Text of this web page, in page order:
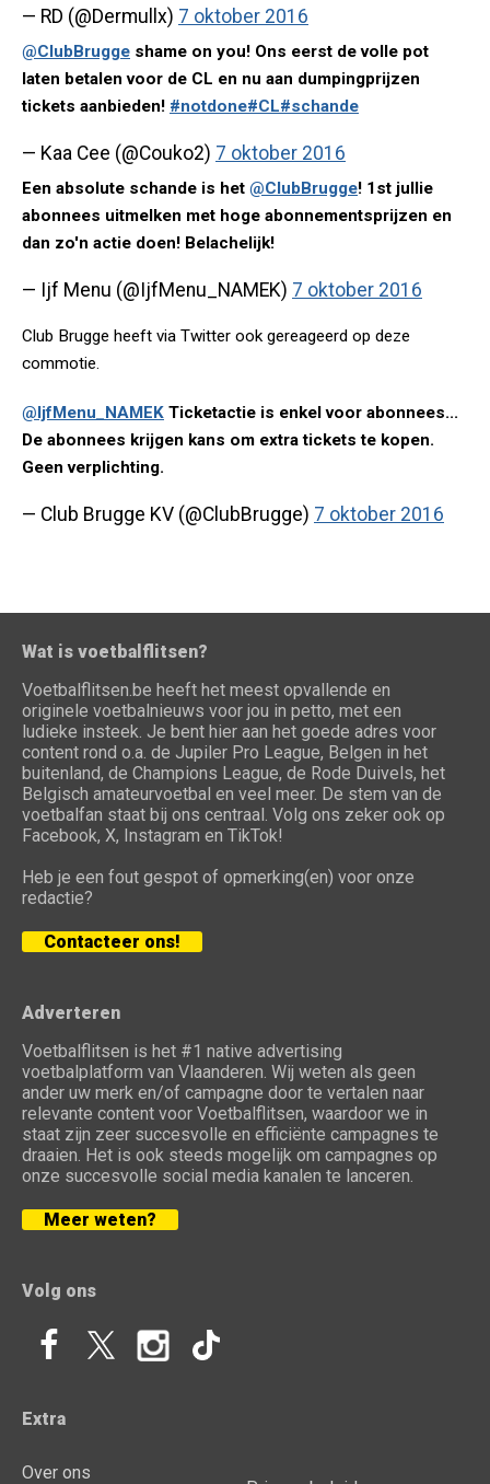
— RD (@Dermullx) 7 oktober 2016
@ClubBrugge shame on you! Ons eerst de volle pot
laten betalen voor de CL en nu aan dumpingprijzen
tickets aanbieden! #notdone#CL#schande
— Kaa Cee (@Couko2) 7 oktober 2016
Een absolute schande is het @ClubBrugge! 1st jullie
abonnees uitmelken met hoge abonnementsprijzen en
dan zo'n actie doen! Belachelijk!
— Ijf Menu (@IjfMenu_NAMEK) 7 oktober 2016
Club Brugge heeft via Twitter ook gereageerd op deze
commotie.
@IjfMenu_NAMEK Ticketactie is enkel voor abonnees...
De abonnees krijgen kans om extra tickets te kopen.
Geen verplichting.
— Club Brugge KV (@ClubBrugge) 7 oktober 2016
Wat is voetbalflitsen?
Voetbalflitsen.be heeft het meest opvallende en
originele voetbalnieuws voor jou in petto, met een
ludieke insteek. Je bent hier aan het goede adres voor
content rond o.a. de Jupiler Pro League, Belgen in het
buitenland, de Champions League, de Rode Duivels, het
Belgisch amateurvoetbal en veel meer. De stem van de
voetbalfan staat bij ons centraal. Volg ons zeker ook op
Facebook, X, Instagram en TikTok!
Heb je een fout gespot of opmerking(en) voor onze
redactie?
Contacteer ons!
Adverteren
Voetbalflitsen is het #1 native advertising
voetbalplatform van Vlaanderen. Wij weten als geen
ander uw merk en/of campagne door te vertalen naar
relevante content voor Voetbalflitsen, waardoor we in
staat zijn zeer succesvolle en efficiënte campagnes te
draaien. Het is ook steeds mogelijk om campagnes op
onze succesvolle social media kanalen te lanceren.
Meer weten?
Volg ons
Extra
Over ons